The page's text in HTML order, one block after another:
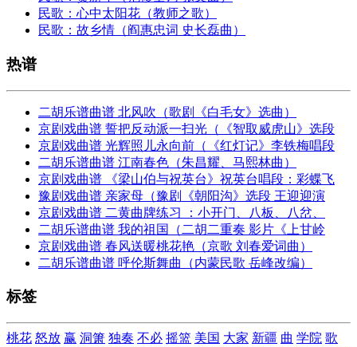
民歌：心中太阳花（教师之歌）
民歌：故乡情（阎惠忠词 史长磊曲）
热谱
二胡乐谱曲谱 北风吹（歌剧《白毛女》选曲）
京剧戏曲谱 誓把反动派一扫光（《智取威虎山》选段
京剧戏曲谱 光辉照儿永向前（《红灯记》李铁梅唱段
二胡乐谱曲谱 江南春色（朱昌耀、马熙林曲）
京剧戏曲谱 《梁山伯与祝英台》祝英台唱段：彩蝶飞
豫剧戏曲谱 亲家母（豫剧《朝阳沟》选段 王迎迎演
京剧戏曲谱 二黄曲牌练习 ：小开门、八板、八岔、
二胡乐谱曲谱 我的祖国（二胡二重奏 影片《上甘岭
京剧戏曲谱 春风送暖桃花艳（京歌 刘春爱词曲）
二胡乐谱曲谱 呼伦斯舞曲（内蒙民歌 岳峰改编）
标签
桃花 怒放 赢 洞箫 独奏 不必 摇篮 美国 大家 新疆 曲 学院 歌